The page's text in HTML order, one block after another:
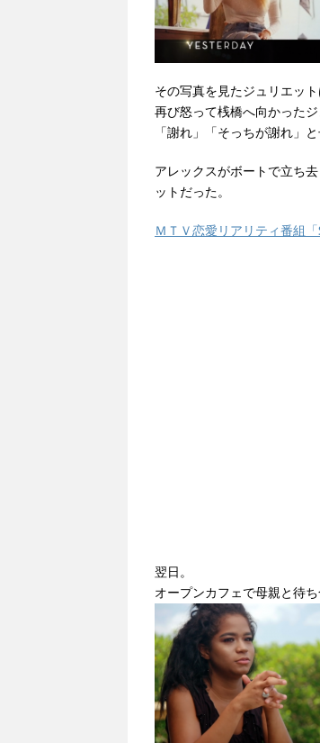
その写真を見たジュリエッ
再び怒って桟橋へ向かった
「謝れ」「そっちが謝れ」
アレックスがボートで立ち
ットだった。
ＭＴＶ恋愛リアリティ番組
翌日。
オープンカフェで母親と待